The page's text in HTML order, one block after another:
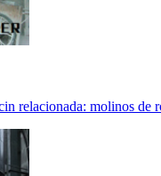
relacionada: molinos